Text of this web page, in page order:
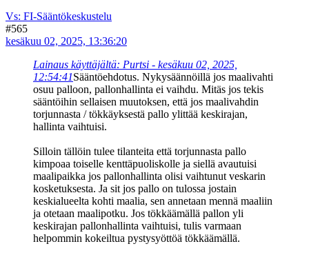
Vs: FI-Sääntökeskustelu
#565
kesäkuu 02, 2025, 13:36:20
Lainaus käyttäjältä: Purtsi - kesäkuu 02, 2025,
12:54:41Sääntöehdotus. Nykysäännöillä jos maalivahti
osuu palloon, pallonhallinta ei vaihdu. Mitäs jos tekis
sääntöihin sellaisen muutoksen, että jos maalivahdin
torjunnasta / tökkäyksestä pallo ylittää keskirajan,
hallinta vaihtuisi.
Silloin tällöin tulee tilanteita että torjunnasta pallo
kimpoaa toiselle kenttäpuoliskolle ja siellä avautuisi
maalipaikka jos pallonhallinta olisi vaihtunut veskarin
kosketuksesta. Ja sit jos pallo on tulossa jostain
keskialueelta kohti maalia, sen annetaan mennä maaliin
ja otetaan maalipotku. Jos tökkäämällä pallon yli
keskirajan pallonhallinta vaihtuisi, tulis varmaan
helpommin kokeiltua pystysyöttöä tökkäämällä.